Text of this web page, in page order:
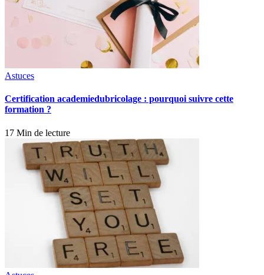
Astuces
Certification academiedubricolage : pourquoi suivre cette
formation ?
17 Min de lecture